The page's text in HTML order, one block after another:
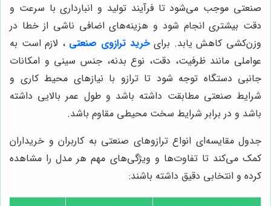
صنعتی موجب می‌شود تا فرآیند تولید و انبارداری با سرعت و
دقت بیشتری انجام شود و هزینه‌های اضافی ناشی از خطا در
وزن‌کشی کاهش یابد. برایخرید ترازوی صنعتی ، لازم است به
عواملی مانند ظرفیت، دقت، نوع بدنه، جنس سینی و امکانات
جانبی دستگاه توجه شود تا ترازو با نیازهای محیط کاری و
شرایط صنعتی مطابقت داشته باشد و طول عمر بالایی داشته
باشد و در برابر شرایط سخت محیطی مقاوم باشد.
جدول مقایسه‌ای انواع ترازوهای صنعتی به کاربران و خریداران
کمک می‌کند تا تفاوت‌ها و ویژگی‌های مهم هر مدل را مشاهده
کرده و انتخابی دقیق داشته باشند: